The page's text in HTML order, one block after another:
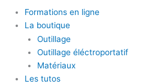
Formations en ligne
La boutique
Outillage
Outillage éléctroportatif
Matériaux
Les tutos